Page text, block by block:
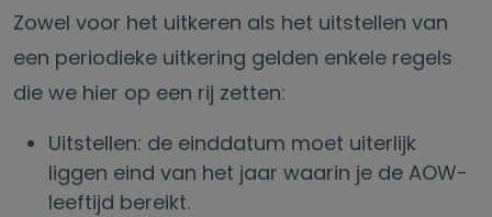
Zowel voor het uitkeren als het uitstellen van
een periodieke uitkering gelden enkele regels
die we hier op een rij zetten:
Uitstellen: de einddatum moet uiterlijk
liggen eind van het jaar waarin je de AOW-
leeftijd bereikt.